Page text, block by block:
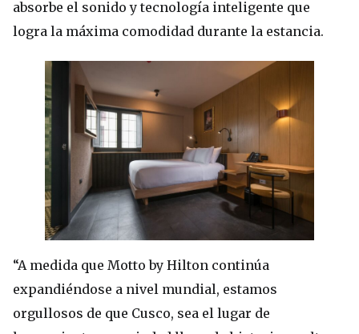
absorbe el sonido y tecnología inteligente que
logra la máxima comodidad durante la estancia.
“A medida que Motto by Hilton continúa
expandiéndose a nivel mundial, estamos
orgullosos de que Cusco, sea el lugar de